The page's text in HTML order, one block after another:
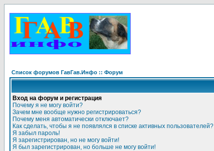
Список форумов ГавГав.Инфо :: Форум
Вход на форум и регистрация
Почему я не могу войти?
Зачем мне вообще нужно регистрироваться?
Почему меня автоматически отключает?
Как сделать, чтобы я не появлялся в списке активных пользователей?
Я забыл пароль!
Я зарегистрирован, но не могу войти!
Я был зарегистрирован, но больше не могу войти!